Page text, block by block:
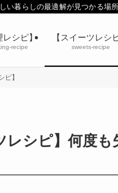
い暮らしの最適解が見つかる場
レシピ】
recipe
【スイーツレシ
sweets-recipe
ピ】
レシピ】何度